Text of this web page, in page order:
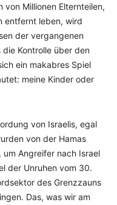
von Millionen Elternteilen,
entfernt leben, wird
der vergangenen
Kontrolle über den
ein makabres Spiel
meine Kinder oder
von Israelis, egal
von der Hamas
Angreifer nach Israel
der Unruhen vom 30.
des Grenzzauns
Das, was wir am